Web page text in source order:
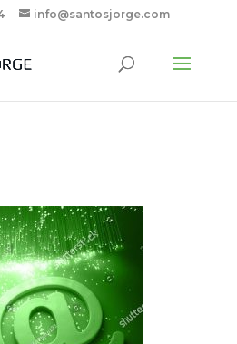
info@santosjorge.com